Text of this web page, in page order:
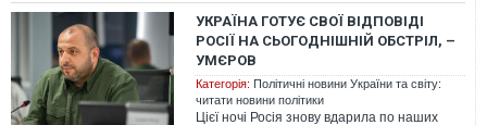
УКРАЇНА ГОТУЄ СВОЇ ВІДПОВІДІ
РОСІЇ НА СЬОГОДНІШНІЙ ОБСТРІЛ, –
УМЄРОВ
Категорія: Політичні новини України та світу:
читати новини політики
Цієї ночі Росія знову вдарила по наших